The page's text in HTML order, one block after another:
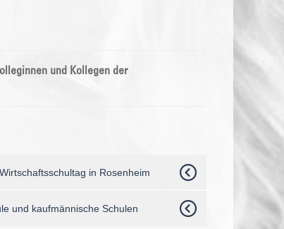
und Kollegen der
in Rosenheim
und kaufmännische Schulen